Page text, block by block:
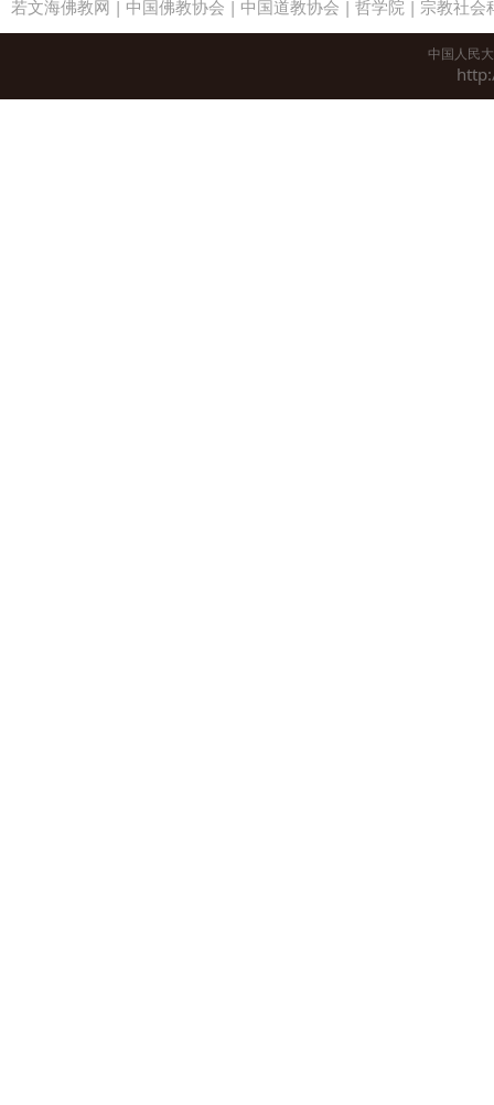
若文海佛教网 | 中国佛教协会 | 中国道教协会 | 哲学院 | 宗教社会
中国人民